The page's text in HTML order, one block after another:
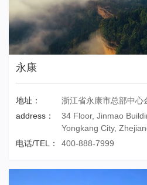
永康
地址：
浙江省永康市总部中心
address：
34 Floor, Jinmao
Yongkang City,
电话/TEL：
400-888-7999